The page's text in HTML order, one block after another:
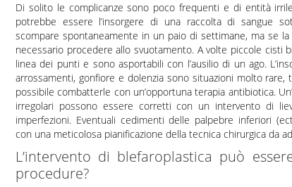
Di solito le complicanze sono poco frequenti e di entità
potrebbe essere l’insorgere di una raccolta di sangue
scompare spontaneamente in un paio di settimane, ma se
necessario procedere allo svuotamento. A volte piccole cisti
linea dei punti e sono asportabili con l’ausilio di un ago.
arrossamenti, gonfiore e dolenzia sono situazioni molto rare,
possibile combatterle con un’opportuna terapia antibiotica.
irregolari possono essere corretti con un intervento di
imperfezioni. Eventuali cedimenti delle palpebre inferiori
con una meticolosa pianificazione della tecnica chirurgica da
L’intervento di blefaroplastica può
procedure?